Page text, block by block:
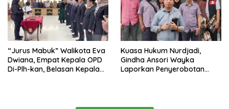
“Jurus Mabuk” Walikota Eva
Dwiana, Empat Kepala OPD
Di-Plh-kan, Belasan Kepala
Kuasa Hukum Nurdjadi,
Gindha Ansori Wayka
Laporkan Penyerobotan